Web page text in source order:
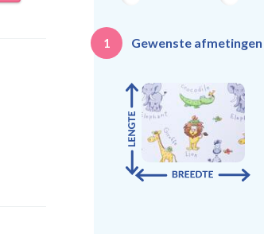
1 Gewenste afmetingen